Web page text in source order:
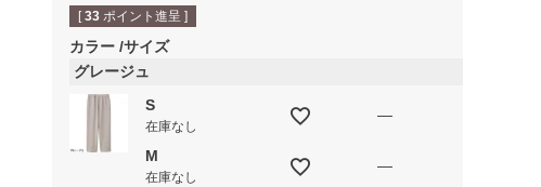
[ 33 ポイント進呈 ]
カラー サイズ
グレージュ
S
在庫なし
—
M
在庫なし
—